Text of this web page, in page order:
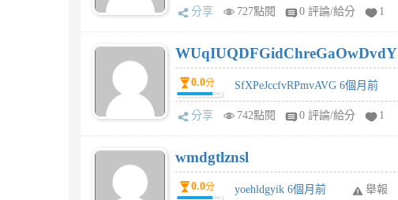
分享 727點閱 0 評論/給分 1
WUqIUQDFGidChreGaOwDvdY
0.0分 SfXPeJccfvRPmvAVG 6個月前
分享 742點閱 0 評論/給分 1
wmdgtlznsl
0.0分 yoehldgyik 6個月前 舉報